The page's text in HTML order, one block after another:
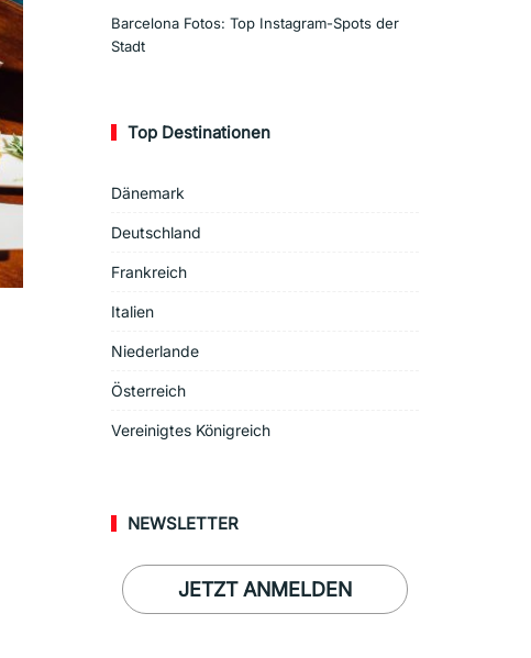
Barcelona Fotos: Top Instagram-Spots der
Stadt
Top Destinationen
Dänemark
Deutschland
Frankreich
Italien
Niederlande
Österreich
Vereinigtes Königreich
NEWSLETTER
JETZT ANMELDEN